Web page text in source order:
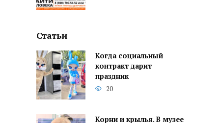
Статьи
Когда социальный
контракт дарит
праздник
20
Корни и крылья. В музее